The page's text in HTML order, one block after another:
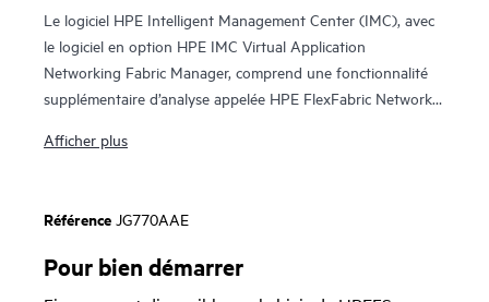
Le logiciel HPE Intelligent Management Center (IMC), avec
le logiciel en option HPE IMC Virtual Application
Networking Fabric Manager, comprend une fonctionnalité
supplémentaire d’analyse appelée HPE FlexFabric Network
Analytics est associée au commutateur HPE FlexFabric 5940
impact négatif sur l’ensemble des opérations et la
performance du réseau.
Les microsalves ne durent que quelques millièmes de
Afficher plus
Référence JG770AAE
Pour bien démarrer